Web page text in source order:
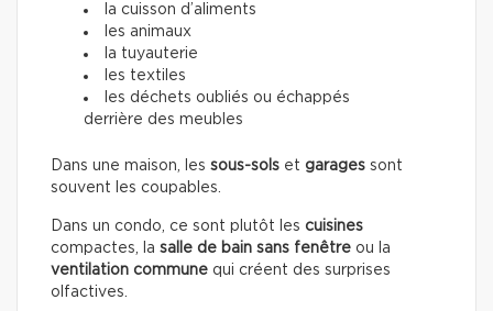
la cuisson d’aliments
les animaux
la tuyauterie
les textiles
les déchets oubliés ou échappés
derrière des meubles
Dans une maison, les sous-sols et garages sont
souvent les coupables.
Dans un condo, ce sont plutôt les cuisines
compactes, la salle de bain sans fenêtre ou la
ventilation commune qui créent des surprises
olfactives.